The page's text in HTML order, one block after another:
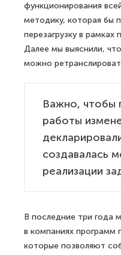
функционирования
методику, которая бы
перезагрузку в
Далее мы выяснили,
можно
Важно, чтобы
работы
создавалась
реализации
В последние три года
в компаниях программ
которые позволяют